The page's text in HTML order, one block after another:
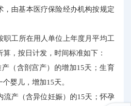
，由基本医疗保险经办机构按规定
职工所在用人单位上年度月平均工
，按日计发，时间标准如下：
（含剖宫产）的增加15天；生育
婴儿，增加15天。
产（含异位妊娠）的15天；怀孕